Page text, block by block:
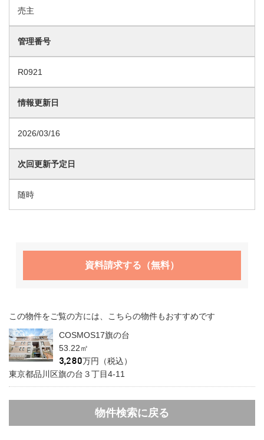
売主
管理番号
R0921
情報更新日
2026/03/16
次回更新予定日
随時
資料請求する（無料）
この物件をご覧の方には、こちらの物件もおすすめです
COSMOS17旗の台
53.22㎡
万円（税込）
東京都品川区旗の台３丁目4-11
物件検索に戻る